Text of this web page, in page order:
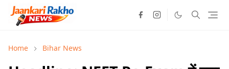
Home Bihar News